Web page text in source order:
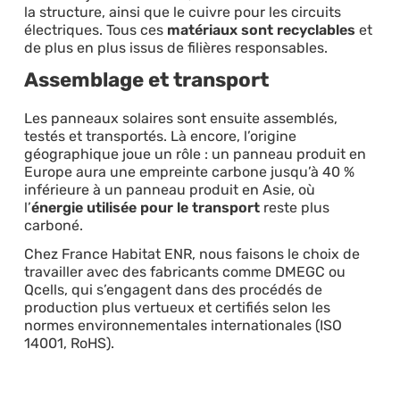
la structure, ainsi que le cuivre pour les circuits
électriques. Tous ces matériaux sont recyclables et
de plus en plus issus de filières responsables.
Assemblage et transport
Les panneaux solaires sont ensuite assemblés,
testés et transportés. Là encore, l’origine
géographique joue un rôle : un panneau produit en
Europe aura une empreinte carbone jusqu’à 40 %
inférieure à un panneau produit en Asie, où
l’énergie utilisée pour le transportreste plus
carboné.
Chez France Habitat ENR, nous faisons le choix de
travailler avec des fabricants comme DMEGC ou
Qcells, qui s’engagent dans des procédés de
production plus vertueux et certifiés selon les
normes environnementales internationales (ISO
14001, RoHS).